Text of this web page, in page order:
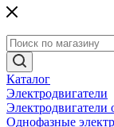
Каталог
Электродвигатели
Однофазные